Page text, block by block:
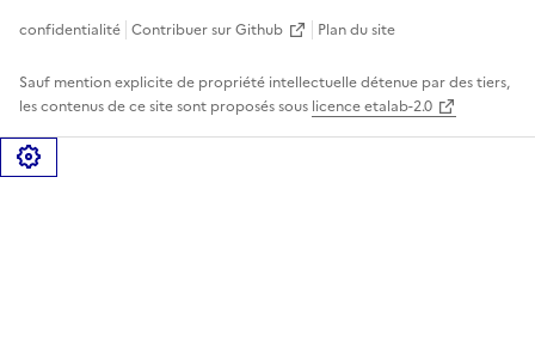
confidentialité Contribuer sur Github Plan du site
Sauf mention explicite de propriété intellectuelle détenue par des tiers,
les contenus de ce site sont proposés sous licence etalab-2.0
Gérer les cookies